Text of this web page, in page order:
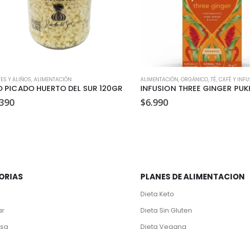
Y ALIÑOS, ALIMENTACIÓN
PICADO HUERTO DEL SUR 120GR
ALIMENTACIÓN, ORGÁNICO, TÉ, CAFÉ Y
INFUSION THREE GINGER
$6.990
PLANES DE ALIMENTACION
Dieta Keto
Dieta Sin Gluten
Dieta Vegana